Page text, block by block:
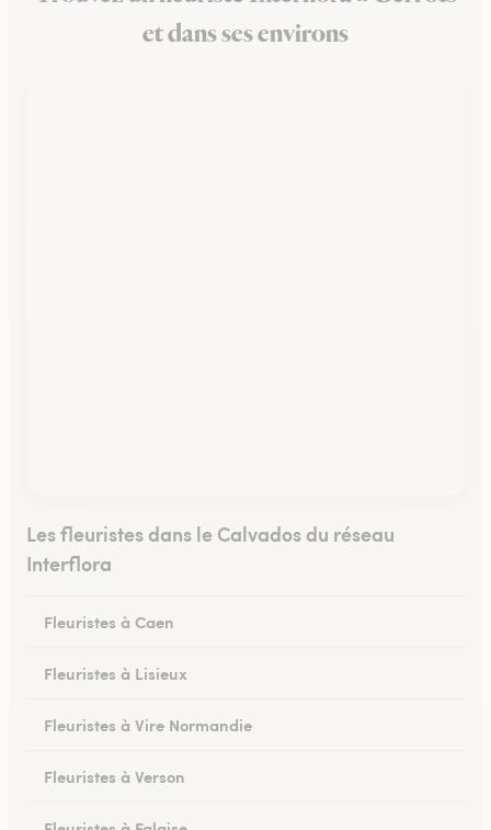
et dans ses environs
Les fleuristes dans le Calvados du réseau
Interflora
Fleuristes à Caen
Fleuristes à Lisieux
Fleuristes à Vire Normandie
Fleuristes à Verson